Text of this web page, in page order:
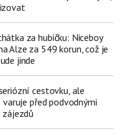
za hubičku: Niceboy
Alze za 549 korun, což je
jinde
cestovku, ale
před podvodnými